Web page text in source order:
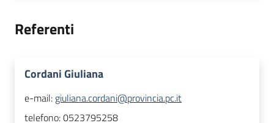
Referenti
Cordani Giuliana
e-mail: giuliana.cordani@provincia.pc.it
telefono:0523795258